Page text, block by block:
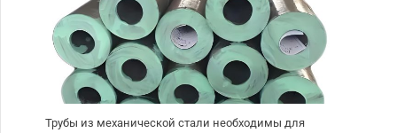
Трубы из механической стали необходимы для